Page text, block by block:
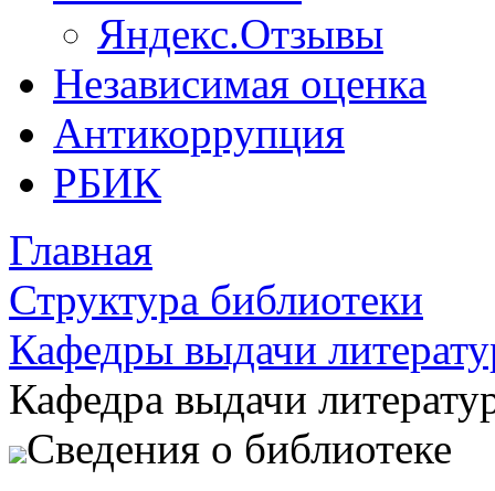
Яндекс.Отзывы
Независимая оценка
Антикоррупция
РБИК
Главная
Структура библиотеки
Кафедры выдачи
Кафедра выдачи
Сведения о библиотеке